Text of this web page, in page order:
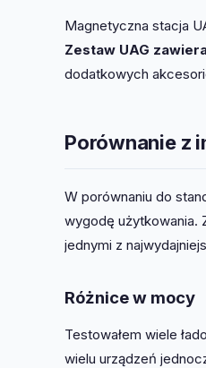
Magnetyczna stacja
Zestaw UAG
dodatkowych
Porównanie z
W porównaniu do
wygodę użytkowania.
jednymi z
Różnice w mocy
Testowałem wiele
wielu urządzeń